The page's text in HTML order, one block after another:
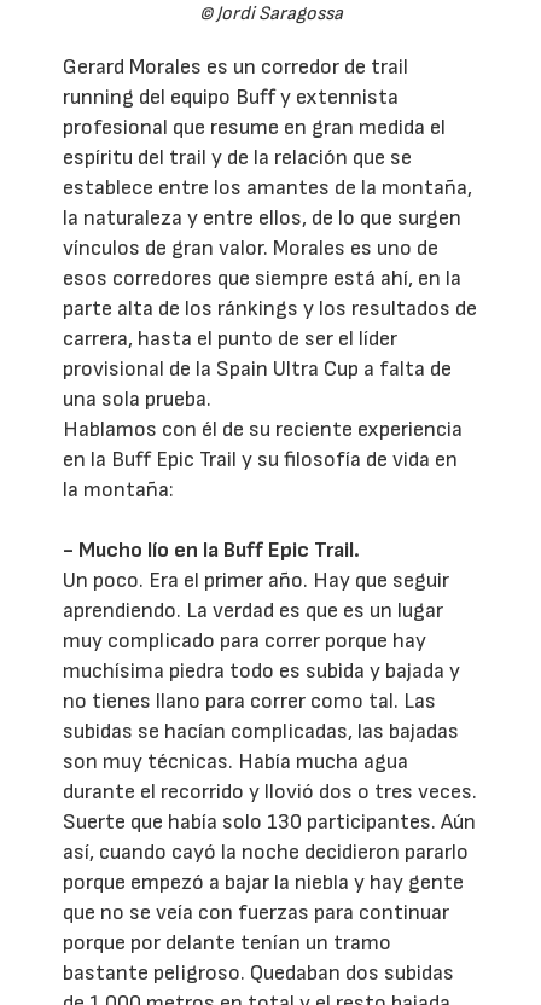
© Jordi Saragossa
Gerard Morales es un corredor de trail
running del equipo Buff y extennista
profesional que resume en gran medida el
espíritu del trail y de la relación que se
establece entre los amantes de la montaña,
la naturaleza y entre ellos, de lo que surgen
vínculos de gran valor. Morales es uno de
esos corredores que siempre está ahí, en la
parte alta de los ránkings y los resultados de
carrera, hasta el punto de ser el líder
provisional de la Spain Ultra Cup a falta de
una sola prueba.
Hablamos con él de su reciente experiencia
en la Buff Epic Trail y su filosofía de vida en
la montaña:
- Mucho lío en la Buff Epic Trail.
Un poco. Era el primer año. Hay que seguir
aprendiendo. La verdad es que es un lugar
muy complicado para correr porque hay
muchísima piedra todo es subida y bajada y
no tienes llano para correr como tal. Las
subidas se hacían complicadas, las bajadas
son muy técnicas. Había mucha agua
durante el recorrido y llovió dos o tres veces.
Suerte que había solo 130 participantes. Aún
así, cuando cayó la noche decidieron pararlo
porque empezó a bajar la niebla y hay gente
que no se veía con fuerzas para continuar
porque por delante tenían un tramo
bastante peligroso. Quedaban dos subidas